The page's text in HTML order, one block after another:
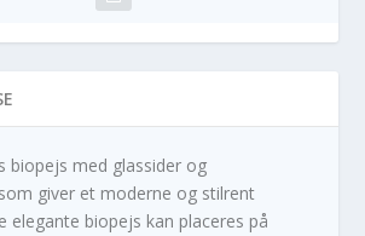
biopejs med glassider og
giver et moderne og stilrent
elegante biopejs kan placeres på